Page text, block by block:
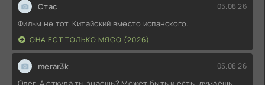
Стас 05.08.26
Фильм не тот. Китайский вместо испанского.
ОНА ЕСТ ТОЛЬКО МЯСО (2026)
merar3k 05.08.26